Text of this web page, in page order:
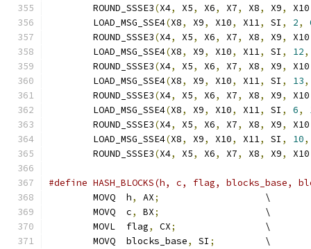
	ROUND_SSSE3
(X4, X5, X6, X7, X8, X9, X10
	LOAD_MSG_SSE4
(X8, X9, X10, X11, SI , 2,
	ROUND_SSSE3
(X4, X5, X6, X7, X8, X9, X10
	LOAD_MSG_SSE4
(X8, X9, X10, X11, SI , 12,
	ROUND_SSSE3
(X4, X5, X6, X7, X8, X9, X10
	LOAD_MSG_SSE4
(X8, X9, X10, X11, SI , 13,
	ROUND_SSSE3
(X4, X5, X6, X7, X8, X9, X10
	LOAD_MSG_SSE4
(X8, X9, X10, X11, SI , 6,
	ROUND_SSSE3
(X4, X5, X6, X7, X8, X9, X10
	LOAD_MSG_SSE4
(X8, X9, X10, X11, SI , 10,
	ROUND_SSSE3
(X4, X5, X6, X7, X8, X9, X10
#define HASH_BLOCKS(h, c, flag, blocks_base,
	MOVQ  h
, AX;
                   \
	MOVQ  c
, BX;
                   \
	MOVL  flag
, CX;
                \
	MOVQ  blocks_base
, SI ;
         \